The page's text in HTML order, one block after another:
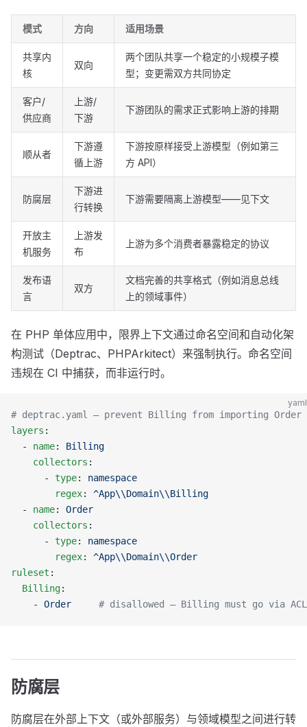
模式 方向 适用场景
共享内
核
双向
两个团队共享一个稳定的小规模子模
型；变更需双方共同协定
客户/
供应商
上游/
下游
下游团队的需求正式影响上游的排期
顺从者
下游遵
循上游
下游按原样接受上游模型（例如第三
方 API）
防腐层
下游进
行转换
下游需要隔离上游模型——见下文
开放主
机服务
上游发
布
上游为多个消费者暴露稳定的协议
发布语
言
双方
文档完善的共享格式（例如消息总线
上的领域事件）
在 PHP 单体应用中，限界上下文通过命名空间和自动化架
构测试（Deptrac、PHPArkitect）来强制执行。命名空间
违规在 CI 中捕获，而非运行时。
yaml
# deptrac.yaml — prevent Billing from importing
layers :
  -
name: Billing
    collectors
:
      -
type: namespace
        regex
: ^App\\Domain\\Billing
  -
name: Order
    collectors
:
      -
type: namespace
        regex
: ^App\\Domain\\Order
ruleset :
  Billing
:
    -
Order
# disallowed — Billing must go via
防腐层
防腐层在外部上下文（或外部服务）与领域模型之间进行转